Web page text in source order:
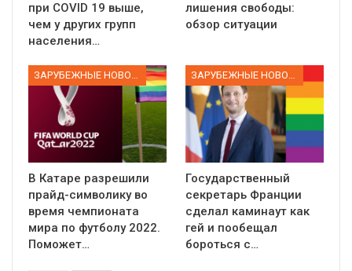
при COVID 19 выше,
чем у других групп
населения…
лишения свободы:
обзор ситуации
ЗАРУБЕЖНЫЕ НОВОСТИ
В Катаре разрешили
прайд-символику во
время чемпионата
мира по футболу 2022.
Поможет…
ЗАРУБЕЖНЫЕ НОВОСТИ
Государственный
секретарь Франции
сделал каминаут как
гей и пообещал
бороться с…